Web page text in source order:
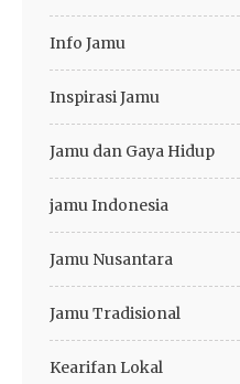
Info Jamu
Inspirasi Jamu
Jamu dan Gaya Hidup
jamu Indonesia
Jamu Nusantara
Jamu Tradisional
Kearifan Lokal